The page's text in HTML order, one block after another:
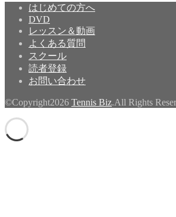
はじめての方へ
DVD
レッスン＆動画
よくある質問
スクール
読者登録
お問い合わせ
©Copyright2026 Tennis Biz.All Rights